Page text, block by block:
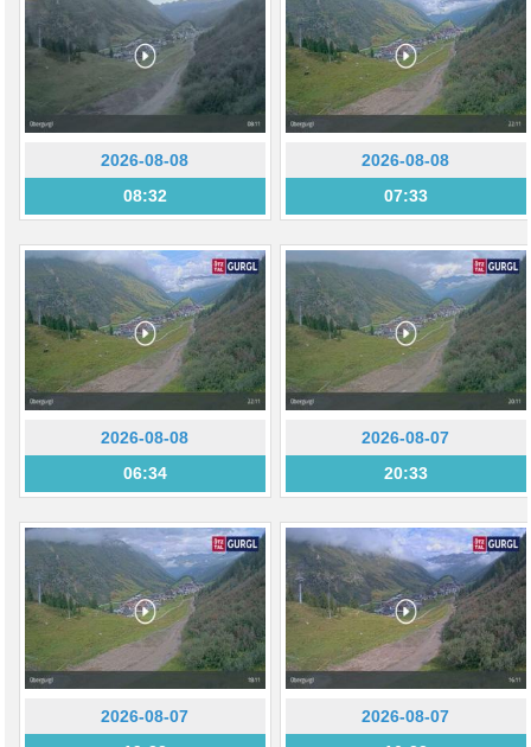
2026-08-08
08:32
2026-08-08
07:33
2026-08-08
06:34
2026-08-07
20:33
2026-08-07
2026-08-07